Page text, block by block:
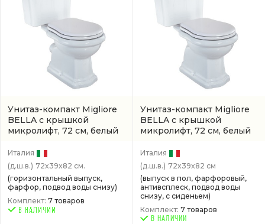
Унитаз-компакт Migliore
BELLA с крышкой
микролифт, 72 см, белый
Италия
(д.ш.в.) 72x39x82 см.
(горизонтальный выпуск,
фарфор, подвод воды снизу)
Комплект: 7 товаров
Унитаз-компакт Migliore
BELLA с крышкой
микролифт, 72 см, белый
Италия
(д.ш.в.) 72x39x82 см
(выпуск в пол, фарфоровый,
антивсплеск, подвод воды
снизу, с сиденьем)
Комплект: 7 товаров
В НАЛИЧИИ